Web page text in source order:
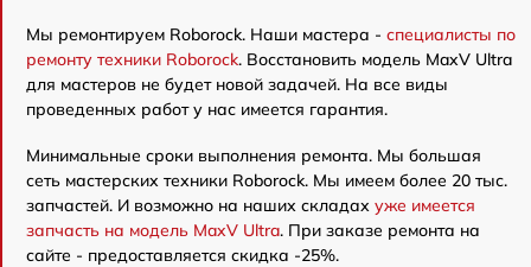
Мы ремонтируем Roborock. Наши мастера - специалисты по
ремонту техники Roborock. Восстановить модель MaxV Ultra
для мастеров не будет новой задачей. На все виды
проведенных работ у нас имеется гарантия.
Минимальные сроки выполнения ремонта. Мы большая
сеть мастерских техники Roborock. Мы имеем более 20 тыс.
запчастей. И возможно на наших складах уже имеется
запчасть на модель MaxV Ultra. При заказе ремонта на
сайте - предоставляется скидка -25%.